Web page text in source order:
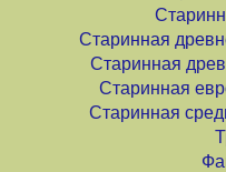
Старинная
Старинная
Старинная
Старинная